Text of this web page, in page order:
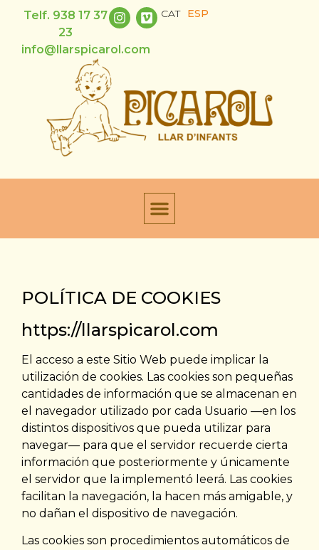
Telf. 938 17 37
23
info@llarspicarol.com
CAT ESP
POLÍTICA DE COOKIES
https://llarspicarol.com
El acceso a este Sitio Web puede implicar la
utilización de cookies. Las cookies son pequeñas
cantidades de información que se almacenan en
el navegador utilizado por cada Usuario —en los
distintos dispositivos que pueda utilizar para
navegar— para que el servidor recuerde cierta
información que posteriormente y únicamente
el servidor que la implementó leerá. Las cookies
facilitan la navegación, la hacen más amigable, y
no dañan el dispositivo de navegación.
Las cookies son procedimientos automáticos de